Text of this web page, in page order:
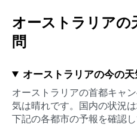
オーストラリア
問
オーストラリアの今の天
オーストラリアの首都キャ
気は晴れです。国内の状況
下記の各都市の予報を確認し